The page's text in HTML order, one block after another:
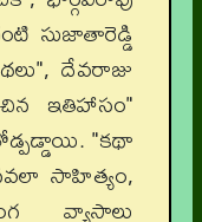
సుజాతారెడ్డి
దేవరాజు
ఇతిహాసం"
"కథా
సాహిత్యం,
వ్యాసాలు